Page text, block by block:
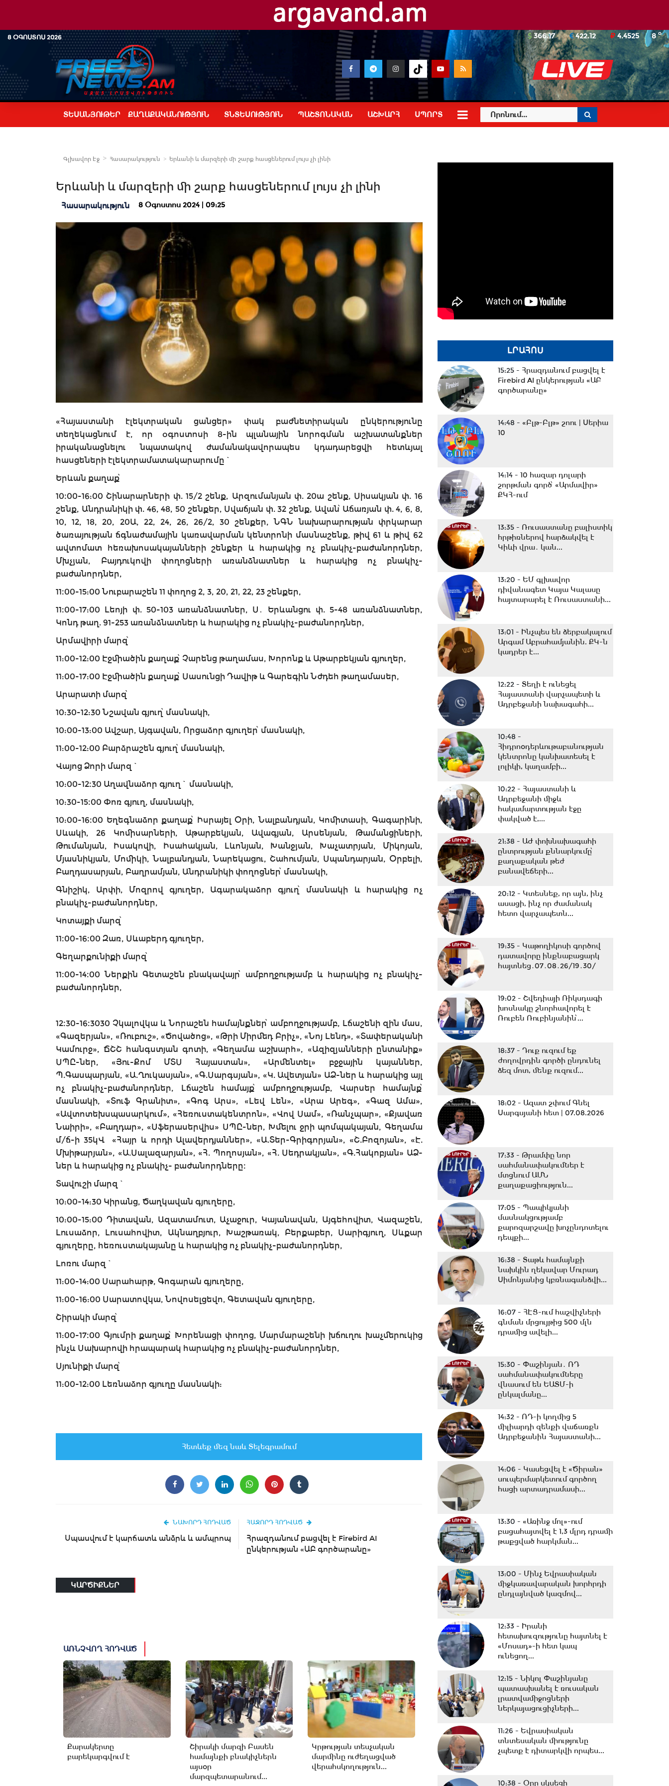
8 ՕԳՈՍՏՈՍ 2026 8o
366.17 422.12 4.4525
ՏԵՍԱՆՅՈՒԹԵՐ ՔԱՂԱՔԱԿԱՆՈՒԹՅՈՒՆ ՏՆՏԵՍՈՒԹՅՈՒՆ ՊԱՇՏՈՆԱԿԱՆ ԱՇԽԱՐՀ ՍՊՈՐՏ
Գլխավոր Էջ Հասարակություն Երևանի և մարզերի մի շարք հասցեներում լույս չի լինի
Երևանի և մարզերի մի շարք հասցեներում լույս չի լինի
Հասարակություն 8 Օգոստոս 2024 | 09:25
«Հայաստանի էլեկտրական ցանցեր» փակ բաժնետիրական ընկերությունը
տեղեկացնում է, որ օգոստոսի 8-ին պլանային նորոգման աշխատանքներ
իրականացնելու նպատակով ժամանակավորապես կդադարեցվի հետևյալ
հասցեների էլեկտրամատակարարումը`
Երևան քաղաք՝
10։00-16:00 Շինարարների փ. 15/2 շենք, Արզումանյան փ. 20ա շենք, Սիսակյան փ. 16
շենք, Անդրանիկի փ. 46, 48, 50 շենքեր, Սվաճյան փ. 32 շենք, Ավան՝ Աճառյան փ. 4, 6, 8,
10, 12, 18, 20, 20Ա, 22, 24, 26, 26/2, 30 շենքեր, ՆԳՆ նախարարության փրկարար
ծառայության ճգնաժամային կառավարման կենտրոնի մասնաշենք, թիվ 61 և թիվ 62
ավտոմատ հեռախոսակայանների շենքեր և հարակից ոչ բնակիչ-բաժանորդներ,
Մխչյան, Բայդուկովի փողոցների առանձնատներ և հարակից ոչ բնակիչ-
բաժանորդներ,
11։00-15:00 Նուբարաշեն 11 փողոց 2, 3, 20, 21, 22, 23 շենքեր,
11։00-17:00 Լեոյի փ. 50-103 առանձնատներ, Ս․ Երևանցու փ. 5-48 առանձնատներ,
Կոնդ թաղ. 91-253 առանձնատներ և հարակից ոչ բնակիչ-բաժանորդներ,
Արմավիրի մարզ՝
11:00-12:00 Էջմիածին քաղաք՝ Չարենց թաղամաս, Խորոնք և Աթարբեկյան գյուղեր,
11:00-17:00 Էջմիածին քաղաք՝ Սասունցի Դավիթ և Գարեգին Նժդեհ թաղամասեր,
Արարատի մարզ՝
10:30-12:30 Նշավան գյուղ՝ մասնակի,
10:00-13:00 Ավշար, Այգավան, Որցաձոր գյուղեր՝ մասնակի,
11:00-12:00 Բարձրաշեն գյուղ՝ մասնակի,
Վայոց Ձորի մարզ`
10:00-12։30 Աղավնաձոր գյուղ` մասնակի,
10:30-15։00 Փոռ գյուղ, մասնակի,
10:00-16։00 Եղեգնաձոր քաղաք՝ Իսրայել Օրի, Նալբանդյան, Կոմիտասի, Գագարինի,
Սևակի, 26 Կոմիսարների, Աթարբեկյան, Ավագյան, Արսենյան, Թամանցիների,
Թումանյան, Իսակովի, Իսահակյան, Լևոնյան, Խանջյան, Խաչատրյան, Միկոյան,
Մյասնիկյան, Մոմիկի, Նալբանդյան, Նարեկացու, Շահումյան, Սպանդարյան, Օրբելի,
Բաղդասարյան, Բաղրամյան, Անդրանիկի փողոցներ՝ մասնակի,
Գնիշիկ, Արփի, Մոզրով գյուղեր, Ագարակաձոր գյուղ՝ մասնակի և հարակից ոչ
բնակիչ-բաժանորդներ,
Կոտայքի մարզ՝
11։00-16։00 Զառ, Սևաբերդ գյուղեր,
Գեղարքունիքի մարզ՝
11։00-14։00 Ներքին Գետաշեն բնակավայր՝ ամբողջությամբ և հարակից ոչ բնակիչ-
բաժանորդներ,
12։30-16։3030 Չկալովկա և Նորաշեն համայնքներ՝ ամբողջությամբ, Լճաշենի զին մաս,
«Գազերյան», «Ռուբուշ», «Ծովածոց», «Թրի Միրմեդ Բրիչ», «Նոյ Լենդ», «Տափերականի
Կամուրջ», ՃՇՇ հանգստյան գոտի, «Գեղամա աշխարհ», «Ազիզյանների ընտանիք»
ՍՊԸ-ներ, «Յու-Քոմ ՄՏՍ Հայաստան», «Արմենտել» բջջային կայաններ,
Պ.Գասպարյան, «Ա.Ղուկասյան», «Գ.Սարգսյան», «Կ. Ավետյան» ԱՁ-ներ և հարակից այլ
ոչ բնակիչ-բաժանորդներ, Լճաշեն համայք՝ ամբողջությամբ, Վարսեր համայնք՝
մասնակի, «Տուֆ Գրանիտ», «Գոգ Արս», «Լեվ Լեն», «Արա Արեգ», «Գազ Ամա»,
«Ավտոտեխսպասարկում», «Հեռուստակենտրոն», «Վով Սամ», «Ռանչպար», «Քյավառ
Նաիրի», «Բաղդար», «Սֆերասերվիս» ՍՊԸ-ներ, Խմելու ջրի պոմպակայան, Գեղամա
մ/ճ-ի 35կՎ «Հայր և որդի Ալավերդյաններ», «Ա.Տեր-Գրիգորյան», «Շ.Բոզոյան», «Է.
Մխիթարյան», «Ա.Սալազարյան», «Հ. Պողոսյան», «Հ. Սեդրակյան», «Գ.Հակոբյան» ԱՁ-
ներ և հարակից ոչ բնակիչ- բաժանորդները։
Տավուշի մարզ`
10:00-14:30 Կիրանց, Ծաղկավան գյուղերը,
10:00-15:00 Դիտավան, Ազատամուտ, Աչաջուր, Կայանավան, Այգեհովիտ, Վազաշեն,
Լուսաձոր, Լուսահովիտ, Ակնաղբյուր, Խաշթառակ, Բերքաբեր, Սարիգյուղ, Սևքար
գյուղերը, հեռուստակայանը և հարակից ոչ բնակիչ-բաժանորդներ,
Լոռու մարզ`
11:00-14:00 Սարահարթ, Գոգարան գյուղերը,
11:00-16:00 Սարատովկա, Նովոսելցեվո, Գետավան գյուղերը,
Շիրակի մարզ՝
11:00-17։00 Գյումրի քաղաք՝ Խորենացի փողոց, Մարմարաշենի խճուղու խաչմերուկից
ինչև Սախարովի հրապարակ հարակից ոչ բնակիչ-բաժանորդներ,
Սյունիքի մարզ՝
11:00-12:00 Լեռնաձոր գյուղը մասնակի:
Հետևեք մեզ նաև Տելեգրամում
ՆԱԽՈՐԴ ՀՈԴՎԱԾ
Սպասվում է կարճատև անձրև և ամպրոպ
ՀԱՋՈՐԴ ՀՈԴՎԱԾ
Հրազդանում բացվել է Firebird AI
ընկերության «ԱԲ գործարանը»
ԿԱՐԾԻՔՆԵՐ
ԱՌՆՉՎՈՂ ՀՈԴՎԱԾ
Քարակերտը
բարեկարգվում է
Շիրակի մարզի Բասեն
համայնքի բնակիչներն
այսօր
մարզպետարանում...
Կրթության տեսչական
մարմինը ուժեղացված
վերահսկողություն...
ԼՐԱՀՈՍ
15:25 - Հրազդանում բացվել է
Firebird AI ընկերության «ԱԲ
գործարանը»
14:48 - «Բլթ-Բլթ» շոու | Սերիա
10
14:14 - 10 հազար դոլարի
շորթման գործ՝ «Արմավիր»
ՔԿՀ-ում
13:35 - Ռուսաստանը բալիստիկ
հրթիռներով հարձակվել է
Կիևի վրա․ կան...
13:20 - ԵՄ գլխավոր
դիվանագետ Կայա Կալասը
հայտարարել է Ռուսաստանի...
13:01 - Ինչպես են ձերբակալում
Արգամ Աբրահամյանին. ՔԿ-ն
կադրեր է...
12:22 - Տեղի է ունեցել
Հայաստանի վարչապետի և
Ադրբեջանի նախագահի...
10:48 -
Հիդրոօդերևութաբանության
կենտրոնը կանխատեսել է
լոլիկի, կաղամբի...
10:22 - Հայաստանի և
Ադրբեջանի միջև
հակամարտության էջը
փակված է,...
21:38 - ԱԺ փոխնախագահի
ընտրության քննարկումը՝
քաղաքական թեժ
բանավեճերի...
20:12 - Կտեսնեք, որ այն, ինչ
ասացի, ինչ որ ժամանակ
հետո վարչապետն...
19:35 - Կաթողիկոսի գործով
դատավորը ինքնաբացարկ
հայտնեց․07․08․26/19․30/
19:02 - Շվեդիայի Ռիկսդագի
խոսնակը շնորհավորել է
Ռուբեն Ռուբինյանին՝...
18:37 - Դուք ուզում եք
ժողովրդին գործի ընդունել
ձեզ մոտ, մենք ուզում...
18:02 - Ազատ շփում Գնել
Սարգսյանի հետ | 07.08.2026
17:33 - Թրամփը նոր
սահմանափակումներ է
մտցնում ԱՄՆ
քաղաքացիություն...
17:05 - Պապիկյանի
մասնակցությամբ
քարոզարշավը խոչընդոտելու
դեպքի...
16:38 - Տաթև համայնքի
նախկին ղեկավար Մուրադ
Սիմոնյանից կբռնագանձվի...
16:07 - ՀԷՑ-ում հաշվիչների
գնման մրցույթից 500 մլն
դրամից ավելի...
15:30 - Փաշինյան․ ՌԴ
սահմանափակումները
վնասում են ԵԱՏՄ-ի
ընկալմանը...
14:32 - ՌԴ-ի կողմից 5
միլիարդի զենքի վաճառքն
Ադրբեջանին Հայաստանի...
14:06 - Կասեցվել է «Ծիրան»
սուպերմարկետում գործող
հացի արտադրամասի...
13:30 - «Առինջ մոլ»-ում
բացահայտվել է 1,3 մլրդ դրամի
թաքցված հարկման...
13:00 - Մինչ Եվրասիական
միջկառավարական խորհրդի
ընդլայնված կազմով...
12:33 - Իրանի
հետախուզությունը հայտնել է
«Մոսադ»-ի հետ կապ
ունեցող...
12:15 -Նիկոլ Փաշինյանը
պատասխանել է ռուսական
լրատվամիջոցների
ներկայացուցիչների...
11:26 - Եվրասիական
տնտեսական միությունը
չպետք է դիտարկվի որպես...
10:38 - Օրը սկսեցի